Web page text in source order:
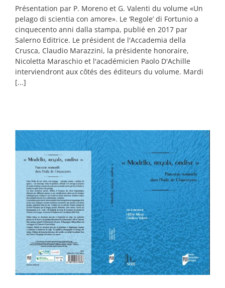
Présentation par P. Moreno et G. Valenti du volume «Un
pelago di scientia con amore». Le ‘Regole’ di Fortunio a
cinquecento anni dalla stampa, publié en 2017 par
Salerno Editrice. Le président de l'Accademia della
Crusca, Claudio Marazzini, la présidente honoraire,
Nicoletta Maraschio et l'académicien Paolo D'Achille
interviendront aux côtés des éditeurs du volume. Mardi
[...]